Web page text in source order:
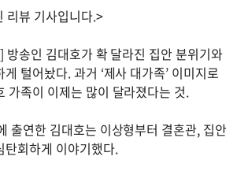
리뷰 기사입니다.>
방송인 김대호가 확 달라진 집안 분위기와
털어놨다. 과거 ‘제사 대가족’ 이미지로
가족이 이제는 많이 달라졌다는 것.
출연한 김대호는 이상형부터 결혼관, 집안
회하게 이야기했다.